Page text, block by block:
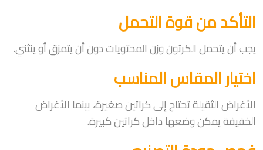
التأكد من قوة التحمل
يجب أن يتحمل الكرتون وزن المحتويات دون أن يتمزق أو ينثني.
اختيار المقاس المناسب
الأغراض الثقيلة تحتاج إلى كراتين صغيرة، بينما الأغراض
الخفيفة يمكن وضعها داخل كراتين كبيرة.